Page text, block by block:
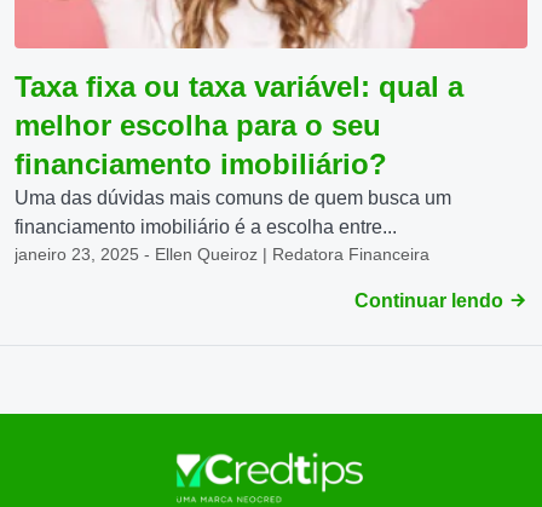
Taxa fixa ou taxa variável: qual a
melhor escolha para o seu
financiamento imobiliário?
Uma das dúvidas mais comuns de quem busca um
financiamento imobiliário é a escolha entre...
janeiro 23, 2025 - Ellen Queiroz | Redatora Financeira
Continuar lendo